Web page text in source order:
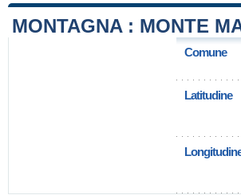
MONTAGNA : MONTE
Comune
Latitudine